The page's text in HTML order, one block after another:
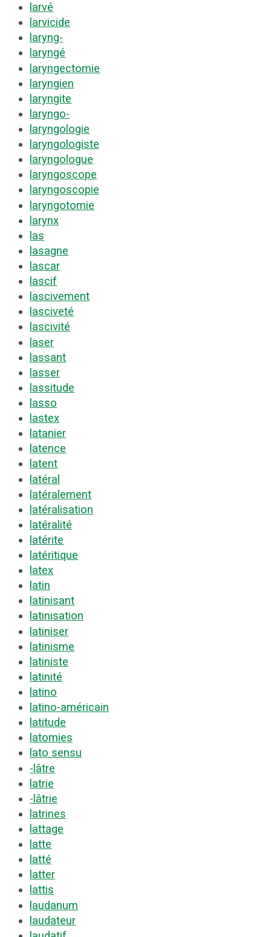
larvé
larvicide
laryng-
laryngé
laryngectomie
laryngien
laryngite
laryngo-
laryngologie
laryngologiste
laryngologue
laryngoscope
laryngoscopie
laryngotomie
larynx
las
lasagne
lascar
lascif
lascivement
lasciveté
lascivité
laser
lassant
lasser
lassitude
lasso
lastex
latanier
latence
latent
latéral
latéralement
latéralisation
latéralité
latérite
latéritique
latex
latin
latinisant
latinisation
latiniser
latinisme
latiniste
latinité
latino
latino-américain
latitude
latomies
lato sensu
-lâtre
latrie
-lâtrie
latrines
lattage
latte
latté
latter
lattis
laudanum
laudateur